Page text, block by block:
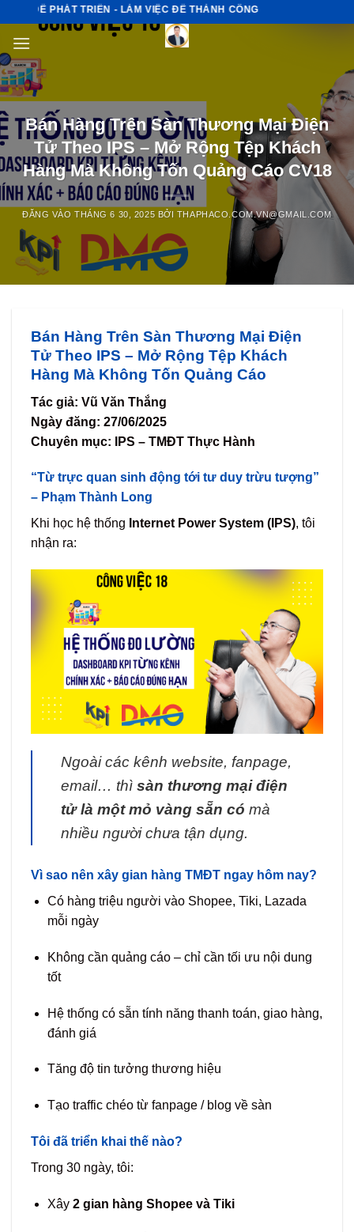
nội
dung
ĐỂ PHÁT TRIỂN - LÀM VIỆC ĐỂ THÀNH CÔNG
Bán Hàng Trên Sàn Thương Mại Điện
Tử Theo IPS – Mở Rộng Tệp Khách
Hàng Mà Không Tốn Quảng Cáo CV18
ĐĂNG VÀOTHÁNG 6 30, 2025 BỞI THAPHACO.COM.VN@GMAIL.COM
Bán Hàng Trên Sàn Thương Mại Điện
Tử Theo IPS – Mở Rộng Tệp Khách
Hàng Mà Không Tốn Quảng Cáo
Tác giả: Vũ Văn Thắng
Ngày đăng: 27/06/2025
Chuyên mục: IPS – TMĐT Thực Hành
“Từ trực quan sinh động tới tư duy trừu tượng”
– Phạm Thành Long
Khi học hệ thống Internet Power System (IPS), tôi
nhận ra:
Ngoài các kênh website, fanpage,
email… thì sàn thương mại điện
tử là một mỏ vàng sẵn có mà
nhiều người chưa tận dụng.
Vì sao nên xây gian hàng TMĐT ngay hôm nay?
Có hàng triệu người vào Shopee, Tiki, Lazada
mỗi ngày
Không cần quảng cáo – chỉ cần tối ưu nội dung
tốt
Hệ thống có sẵn tính năng thanh toán, giao hàng,
đánh giá
Tăng độ tin tưởng thương hiệu
Tạo traffic chéo từ fanpage / blog về sàn
Tôi đã triển khai thế nào?
Trong 30 ngày, tôi:
Xây 2 gian hàng Shopee và Tiki